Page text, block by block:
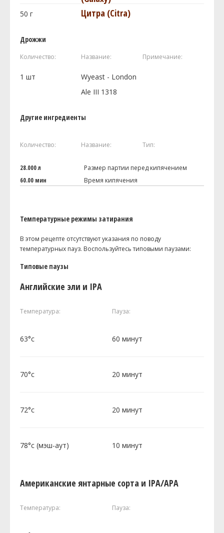
50 г Цитра (Citra)
Дрожжи
Количество: Название: Примечание:
1 шт
Wyeast - London
Ale III 1318
Другие ингредиенты
Количество: Название: Тип:
28.000 л
Размер партии перед кипячением
60.00 мин
Время кипячения
Температурные режимы затирания
В этом рецепте отсутствуют указания по поводу
температурных пауз. Воспользуйтесь типовыми паузами:
Типовые паузы
Английские эли и IPA
Температура: Пауза:
63°c 60 минут
70°c 20 минут
72°c 20 минут
78°c (мэш-аут) 10 минут
Американские янтарные сорта и IPA/APA
Температура: Пауза: